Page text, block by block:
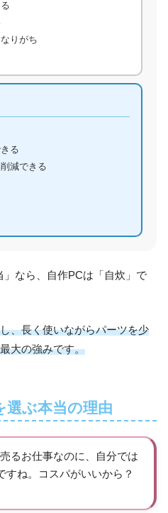
りがち
る
減できる
」なら、自作PCは「自炊」で
、長く使いながらパーツを少
大の強みです。
選ぶ本当の理由
るお仕事なのに、自分では
すね。コスパがいいから？